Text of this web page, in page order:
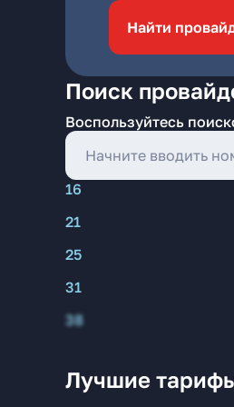
Найти
Поиск
Воспользуйтесь
16
21
25
31
38
Лучшие